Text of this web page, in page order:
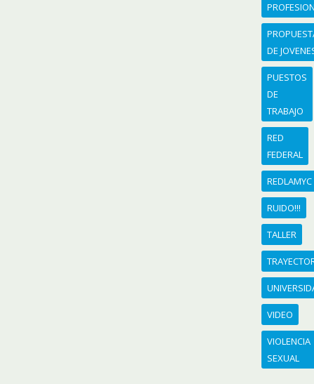
DE
PUESTOS
DE
TRABAJO
RED
FEDERAL
REDLAMYC
RUIDO!!!
TALLER
VIDEO
VIOLENCIA
SEXUAL